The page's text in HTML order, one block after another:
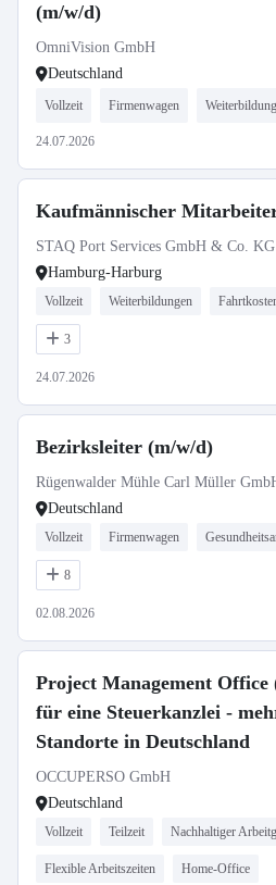
(m/w/d)
OmniVision GmbH
Deutschland
Vollzeit Firmenwagen
24.07.2026
Kaufmännischer
STAQ Port Services GmbH & Co. KG
Hamburg-Harburg
Vollzeit Weiterbildungen
3
24.07.2026
Bezirksleiter (m/w/d)
Rügenwalder Mühle Carl Müller
Deutschland
Vollzeit Firmenwagen
8
02.08.2026
Project Management Office
für eine Steuerkanzlei -
Standorte in Deutschland
OCCUPERSO GmbH
Deutschland
Vollzeit Teilzeit Nachhaltiger
Flexible Arbeitszeiten Home-Office